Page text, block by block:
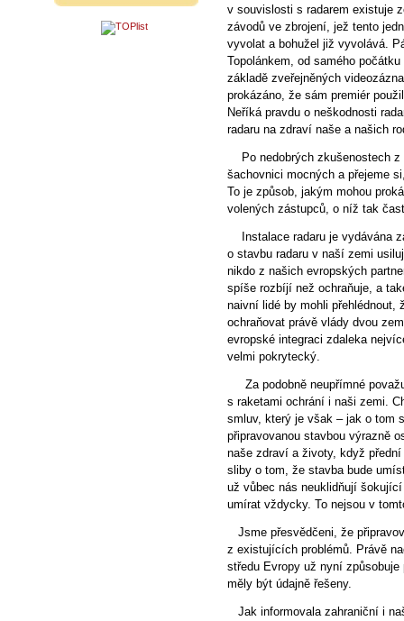
v souvislosti s radarem existuje
závodů ve zbrojení, jež tento
vyvolat a bohužel již vyvolává.
Topolánkem, od samého
základě zveřejněných
prokázáno, že sám premiér
Neříká pravdu o neškodnosti
radaru na zdraví naše a našich
Po nedobrých zkušenostech z
šachovnici mocných a přejeme
To je způsob, jakým mohou
volených zástupců, o níž tak
Instalace radaru je vydávána
o stavbu radaru v naší zemi
nikdo z našich evropských
spíše rozbíjí než ochraňuje, a
naivní lidé by mohli přehlédnout,
ochraňovat právě vlády dvou
evropské integraci zdaleka
velmi pokrytecký.
Za podobně neupřímné
s raketami ochrání i naši zemi.
smluv, který je však – jak o tom
připravovanou stavbou výrazně
naše zdraví a životy, když
sliby o tom, že stavba bude
už vůbec nás neuklidňují
umírat vždycky. To nejsou v
Jsme přesvědčeni, že
z existujících problémů. Právě
středu Evropy už nyní
měly být údajně řešeny.
Jak informovala zahraniční i